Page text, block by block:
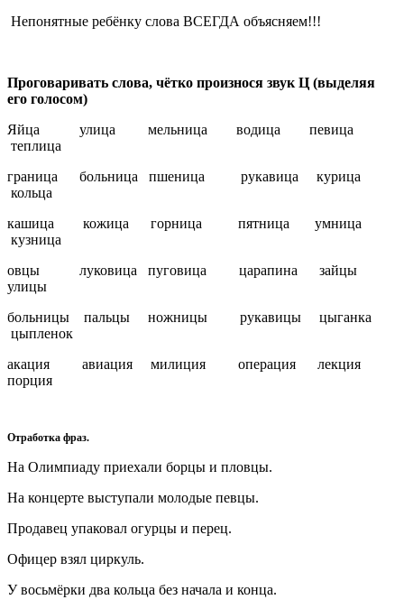
Непонятные ребёнку слова ВСЕГДА объясняем!!!
Проговаривать слова, чётко произнося звук Ц (выделяя
его голосом)
Яйца улица мельница водица певица
теплица
граница больница пшеница рукавица курица
кольца
кашица кожица горница пятница умница
кузница
овцы луковица пуговица царапина зайцы
улицы
больницы пальцы ножницы рукавицы цыганка
цыпленок
акация авиация милиция операция лекция
порция
Отработка фраз.
На Олимпиаду приехали борцы и пловцы.
На концерте выступали молодые певцы.
Продавец упаковал огурцы и перец.
Офицер взял циркуль.
У восьмёрки два кольца без начала и конца.